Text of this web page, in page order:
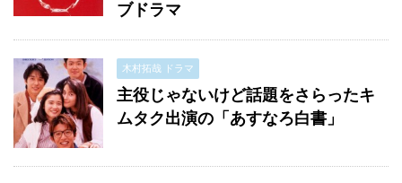
ブドラマ
木村拓哉 ドラマ
主役じゃないけど話題をさらったキ
ムタク出演の「あすなろ白書」